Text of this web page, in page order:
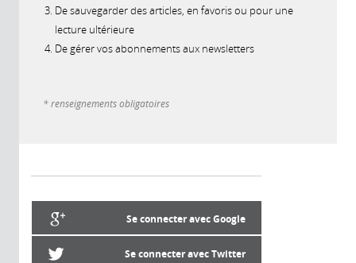
De sauvegarder des articles, en favoris ou pour une
lecture ultérieure
De gérer vos abonnements aux newsletters
* renseignements obligatoires
Se connecter avec Google
Se connecter avec Twitter